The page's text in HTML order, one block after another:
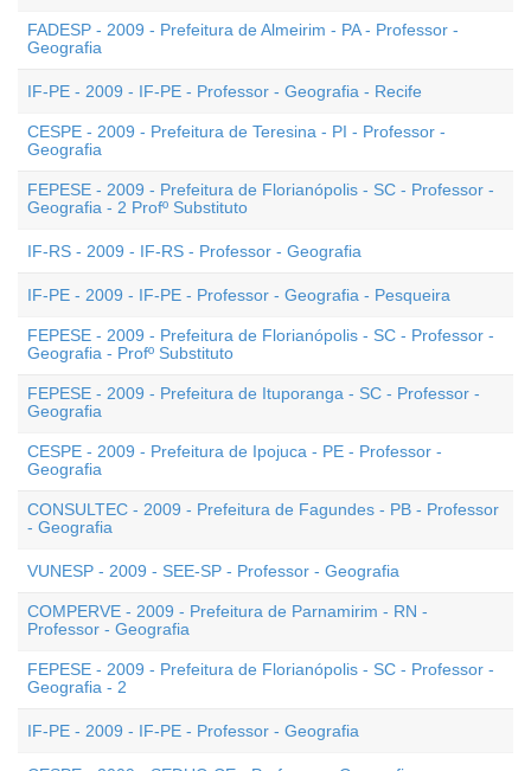
FADESP - 2009 - Prefeitura de Almeirim - PA - Professor -
Geografia
IF-PE - 2009 - IF-PE - Professor - Geografia - Recife
CESPE - 2009 - Prefeitura de Teresina - PI - Professor -
Geografia
FEPESE - 2009 - Prefeitura de Florianópolis - SC - Professor -
Geografia - 2 Profº Substituto
IF-RS - 2009 - IF-RS - Professor - Geografia
IF-PE - 2009 - IF-PE - Professor - Geografia - Pesqueira
FEPESE - 2009 - Prefeitura de Florianópolis - SC - Professor -
Geografia - Profº Substituto
FEPESE - 2009 - Prefeitura de Ituporanga - SC - Professor -
Geografia
CESPE - 2009 - Prefeitura de Ipojuca - PE - Professor -
Geografia
CONSULTEC - 2009 - Prefeitura de Fagundes - PB - Professor
- Geografia
VUNESP - 2009 - SEE-SP - Professor - Geografia
COMPERVE - 2009 - Prefeitura de Parnamirim - RN -
Professor - Geografia
FEPESE - 2009 - Prefeitura de Florianópolis - SC - Professor -
Geografia - 2
IF-PE - 2009 - IF-PE - Professor - Geografia